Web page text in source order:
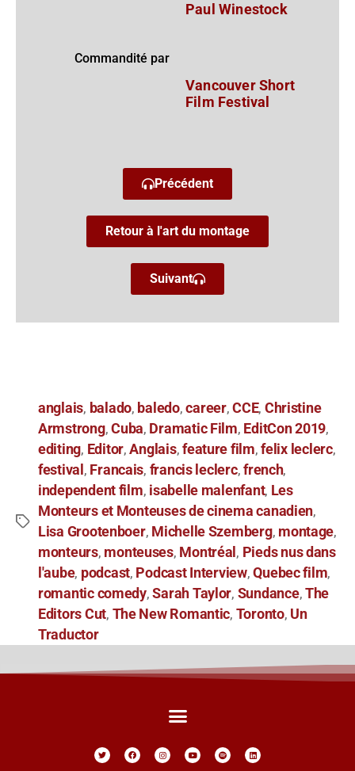
Paul Winestock
Commandité par
Vancouver Short
Film Festival
Précédent
Retour à l'art du montage
Suivant
anglais, balado, baledo,career,CCE, Christine
Armstrong,Cuba, Dramatic Film, EditCon 2019,
editing, Editor,Anglais,feature film,felix leclerc,
festival , Francais, francis leclerc,french,
independent film, isabelle malenfant, Les
Monteurs et Monteuses de cinema canadien,
Lisa Grootenboer, Michelle Szemberg, montage,
monteurs, monteuses, Montréal , Pieds nus dans
l'aube, podcast, Podcast Interview,Quebec film,
romantic comedy,Sarah Taylor, Sundance, The
Editors Cut, The New Romantic, Toronto, Un
Traductor